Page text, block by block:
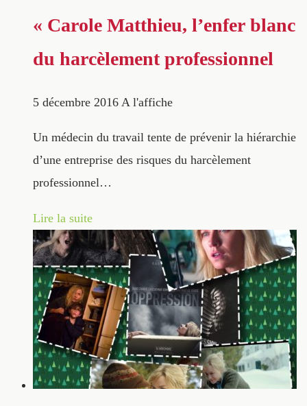
« Carole Matthieu, l’enfer blanc
du harcèlement professionnel
5 décembre 2016 A l'affiche
Un médecin du travail tente de prévenir la hiérarchie
d’une entreprise des risques du harcèlement
professionnel…
Lire la suite